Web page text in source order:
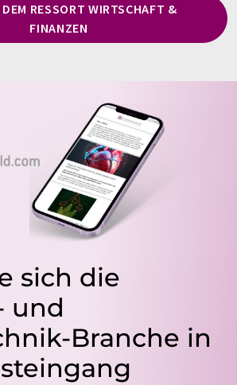
DEM RESSORT WIRTSCHAFT &
FINANZEN
sich die
und
Branche in